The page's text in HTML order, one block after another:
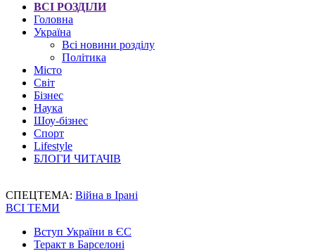
ВСІ РОЗДІЛИ
Головна
Україна
Всі новини розділу
Політика
Місто
Світ
Бізнес
Наука
Шоу-бізнес
Спорт
Lifestyle
БЛОГИ ЧИТАЧІВ
СПЕЦТЕМА: Війна в Ірані
ВСІ ТЕМИ
Вступ України в ЄС
Теракт в Барселоні